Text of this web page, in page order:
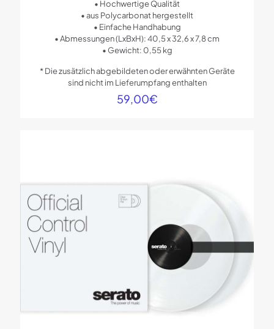
• Hochwertige Qualität
• aus Polycarbonat hergestellt
• Einfache Handhabung
• Abmessungen (LxBxH): 40,5 x 32,6 x 7,8 cm
• Gewicht: 0,55 kg
* Die zusätzlich abgebildeten oder erwähnten Geräte
sind nicht im Lieferumpfang enthalten
59,00€